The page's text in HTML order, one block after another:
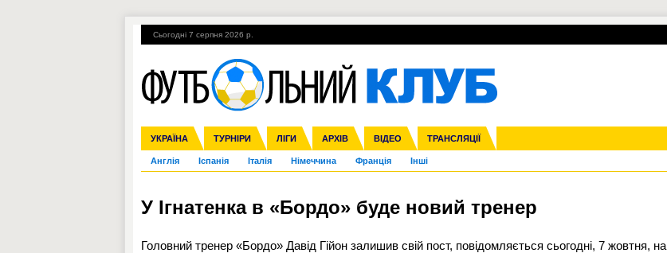
Сьогодні 7 серпня 2026 р.
УКРАЇНА ТУРНІРИ ЛІГИ АРХІВ ВІДЕО ТРАНСЛЯЦІЇ
Збірна Прем'єр-ліга Перша ліга Друга ліга Кубок України Молодіжка
Ліга чемпіонів Ліга Європи Міжнародні Ліга націй Ліга конференцій
Англія Іспанія Італія Німеччина Франція Інші
ЧС-2014 ЄВРО-2016 Росія Кубок конфедерацій ЧЄ-2015 (U-21)
Гарячі теми УПЛ, 1-й тур ВІЙНА УПЛ-ПЕРЕХОДИ
У Ігнатенка в «Бордо» буде новий тренер
Головний тренер «Бордо» Давід Гійон залишив свій пост, повідомляється сьогодні, 7 жовтня, на